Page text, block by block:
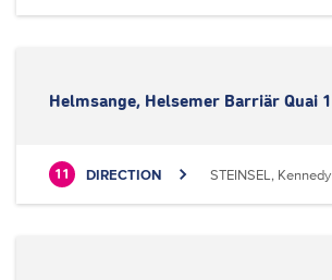
Helmsange, Helsemer Barriär Quai 1
11 DIRECTION STEINSEL, Kennedy